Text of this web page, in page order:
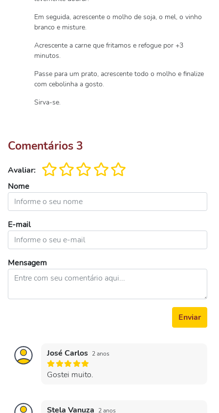
Em seguida, acrescente o molho de soja, o mel, o vinho
branco e misture.
Acrescente a carne que fritamos e refogue por +3
minutos.
Passe para um prato, acrescente todo o molho e finalize
com cebolinha a gosto.
Sirva-se.
Comentários 3
Avaliar:
Nome
E-mail
Mensagem
Enviar
José Carlos 2 anos
Gostei muito.
Stela Vanuza 2 anos